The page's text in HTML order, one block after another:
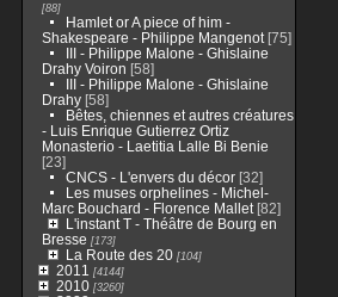
[88]
Hamlet or A piece of him -
Shakespeare - Philippe Mangenot[75]
III - Philippe Malone - Ghislaine
Drahy Voiron [58]
III - Philippe Malone - Ghislaine
Drahy[58]
Bêtes, chiennes et autres créatures
- Luis Enrique Gutierrez Ortiz
Monasterio - Laetitia Lalle Bi Benie
[23]
CNCS - L'envers du décor[32]
Les muses orphelines - Michel-
Marc Bouchard - Florence Mallet[82]
L'instant T - Théâtre de Bourg en
Bresse [173]
La Route des 20[104]
2011 [4144]
2010[3260]